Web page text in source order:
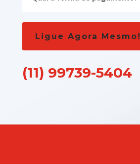
Ligue Agora Mesmo!
(11) 99739-5404